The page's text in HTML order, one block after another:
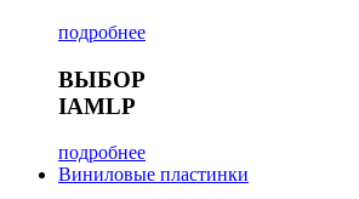
подробнее
ВЫБОР
IAMLP
подробнее
Виниловые пластинки